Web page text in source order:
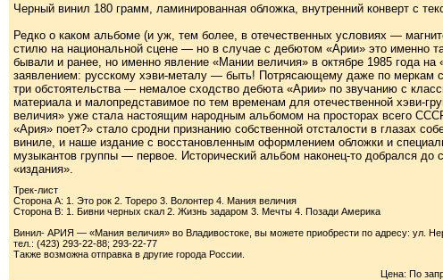
Черный винил 180 грамм, ламинированная обложка, внутренний конверт с
Редко о каком альбоме (и уж, тем более, в отечественных условиях —
стилю на национальной сцене — но в случае с дебютом «Арии» это именно
бывали и ранее, но именно явление «Мании величия» в октябре 1985 года
заявлением: русскому хэви-металу — быть! Потрясающему даже по меркам
три обстоятельства — немалое сходство дебюта «Арии» по звучанию с
материала и малопредставимое по тем временам для отечественной хэви-
величия» уже стала настоящим народным альбомом на просторах всего
«Ария» поет?» стало сродни признанию собственной отсталости в глазах
виниле, и наше издание с восстановленным оформлением обложки и
музыкантов группы — первое. Исторический альбом наконец-то добрался
«издания».
Трек-лист
Сторона A: 1. Это рок 2. Тореро 3. Волонтер 4. Мания величия
Сторона B: 1. Бивни черных скал 2. Жизнь задаром 3. Мечты 4. Позади Америка
Винил- АРИЯ — «Мания величия» во Владивостоке, вы можете приобрести по адресу: ул.
тел.: (423) 293-22-88; 293-22-77
Также возможна отправка в другие города России.
Цена: По